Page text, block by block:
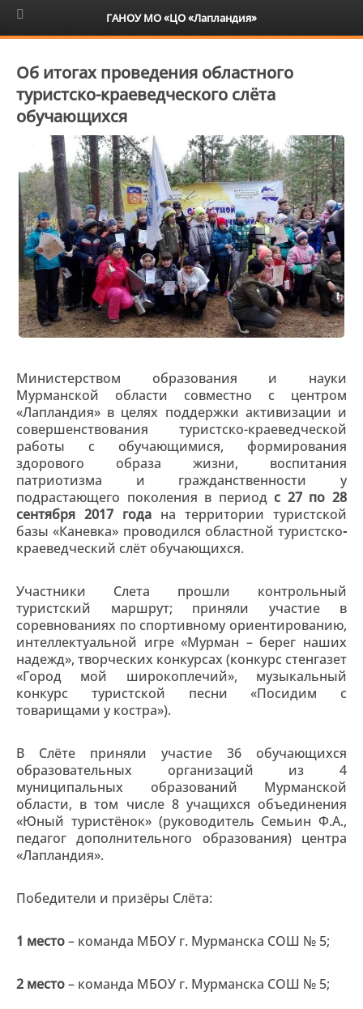
6+
Об итогах проведения областного
туристско-краеведческого слёта
обучающихся
Министерством образования и науки
Мурманской области совместно с центром
«Лапландия» в целях поддержки активизации и
совершенствования туристско-краеведческой
работы с обучающимися, формирования
здорового образа жизни, воспитания
патриотизма и гражданственности у
подрастающего поколения в период с 27 по 28
сентября 2017 года на территории туристской
базы «Каневка» проводился областной туристско-
краеведческий слёт обучающихся.
Участники Слета прошли контрольный
туристский маршрут; приняли участие в
соревнованиях по спортивному ориентированию,
интеллектуальной игре «Мурман – берег наших
надежд», творческих конкурсах (конкурс стенгазет
«Город мой широкоплечий», музыкальный
конкурс туристской песни «Посидим с
товарищами у костра»).
В Слёте приняли участие 36 обучающихся
образовательных организаций из 4
муниципальных образований Мурманской
области, в том числе 8 учащихся объединения
«Юный туристёнок» (руководитель Семьин Ф.А.,
педагог дополнительного образования) центра
«Лапландия».
Победители и призёры Слёта:
1 место– команда МБОУ г. Мурманска СОШ № 5;
2 место– команда МБОУ г. Мурманска СОШ № 5;
ГАНОУ МО «ЦО «Лапландия»